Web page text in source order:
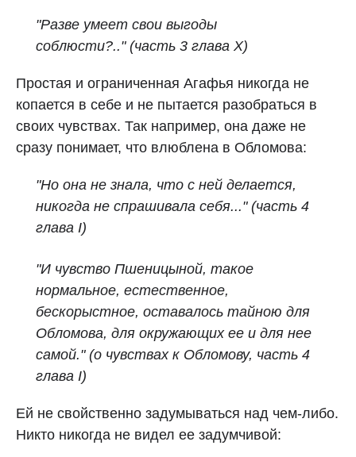
"Разве умеет свои выгоды
соблюсти?.." (часть 3 глава X)
Простая и ограниченная Агафья никогда не
копается в себе и не пытается разобраться в
своих чувствах. Так например, она даже не
сразу понимает, что влюблена в Обломова:
"Но она не знала, что с ней делается,
никогда не спрашивала себя..." (часть 4
глава I)
"И чувство Пшеницыной, такое
нормальное, естественное,
бескорыстное, оставалось тайною для
Обломова, для окружающих ее и для нее
самой." (о чувствах к Обломову, часть 4
глава I)
Ей не свойственно задумываться над чем-либо.
Никто никогда не видел ее задумчивой: